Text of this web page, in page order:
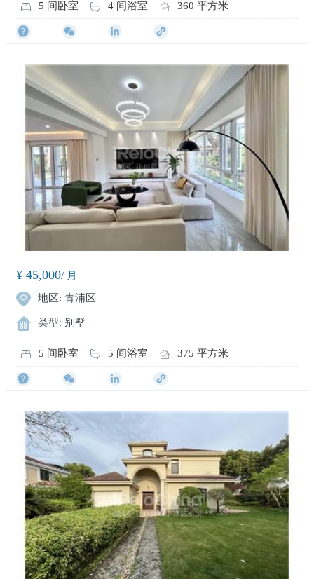
5 间卧室 4 间浴室 360 平方米
¥ 45,000/ 月
地区: 青浦区
类型: 别墅
5 间卧室 5 间浴室 375 平方米